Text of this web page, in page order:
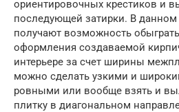
ориентировочных крестиков и
последующей затирки. В
получают возможность
оформления создаваемой
интерьере за счет ширины
можно сделать узкими и
ровными или вообще взять и
плитку в диагональном